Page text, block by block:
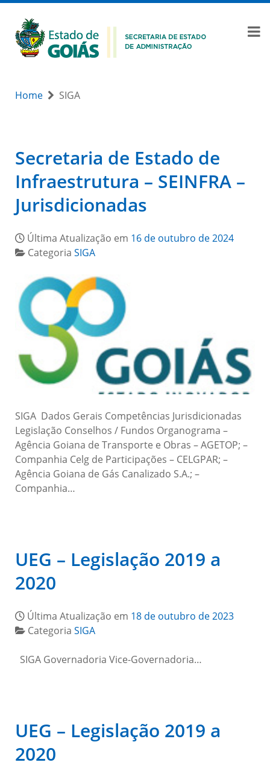
Home SIGA
Secretaria de Estado de
Infraestrutura – SEINFRA –
Jurisdicionadas
Última Atualização em 16 de outubro de 2024
Categoria SIGA
SIGA Dados Gerais Competências Jurisdicionadas
Legislação Conselhos / Fundos Organograma –
Agência Goiana de Transporte e Obras – AGETOP; –
Companhia Celg de Participações – CELGPAR; –
Agência Goiana de Gás Canalizado S.A.; –
Companhia…
UEG – Legislação 2019 a
2020
Última Atualização em 18 de outubro de 2023
Categoria SIGA
SIGA Governadoria Vice-Governadoria…
UEG – Legislação 2019 a
2020